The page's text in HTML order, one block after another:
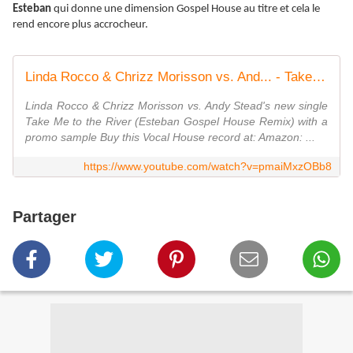
Esteban qui donne une dimension Gospel House au titre et cela le
rend encore plus accrocheur.
Linda Rocco & Chrizz Morisson vs. And... - Take Me to the River (Esteban Gospel ...[Vocal House]
Linda Rocco & Chrizz Morisson vs. Andy Stead's new single
Take Me to the River (Esteban Gospel House Remix) with a
promo sample Buy this Vocal House record at: Amazon: ...
https://www.youtube.com/watch?v=pmaiMxzOBb8
Partager